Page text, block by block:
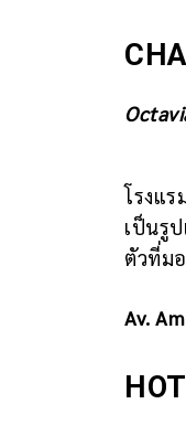
โรงแ
เป็นรู
ตัวที่ม
Av.